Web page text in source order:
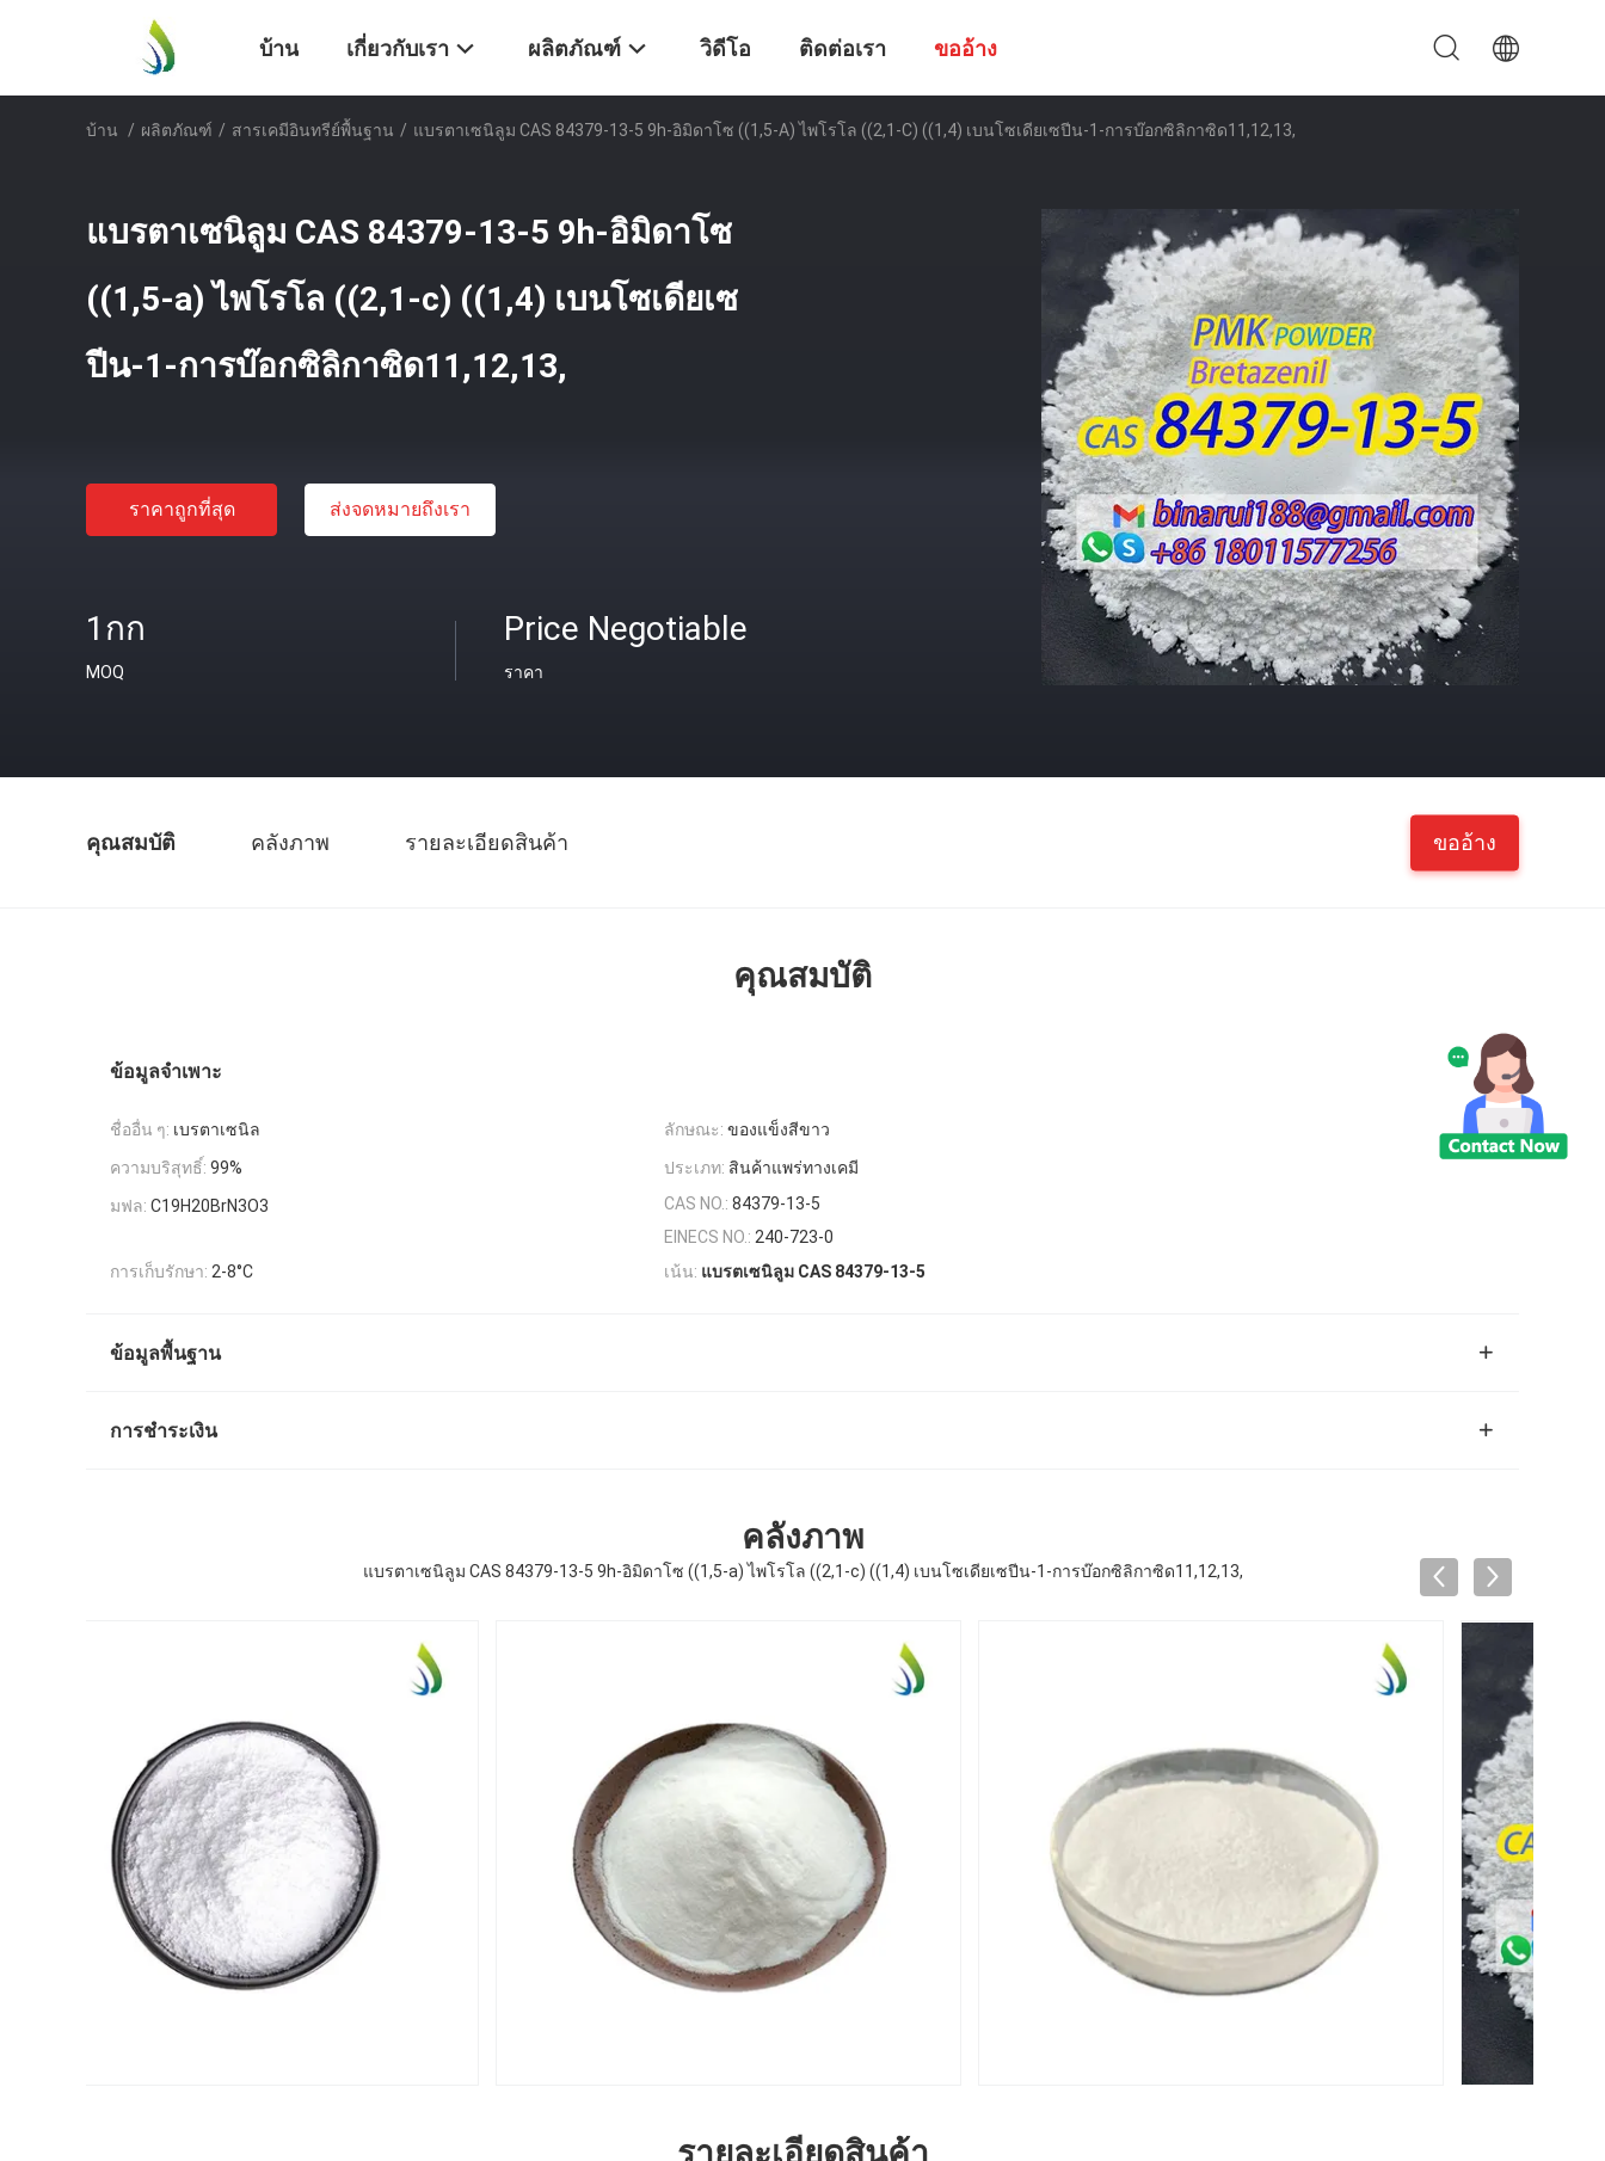
บ้าน เกี่ยวกับเรา ผลิตภัณฑ์ วิดีโอ ติดต่อเรา ขออ้าง
บ้าน / ผลิตภัณฑ์ / สารเคมีอินทรีย์พื้นฐาน / แบรตาเซนิลูม CAS 84379-13-5 9h-อิมิดาโซ ((1,5-A) ไพโรโล ((2,1-C) ((1,4) เบนโซเดียเซปีน-1-การบ๊อกซิลิกาซิด11,12,13,
แบรตาเซนิลูม CAS 84379-13-5 9h-อิมิดาโซ
((1,5-a) ไพโรโล ((2,1-c) ((1,4) เบนโซเดียเซ
ปีน-1-การบ๊อกซิลิกาซิด11,12,13,
ราคาถูกที่สุด ส่งจดหมายถึงเรา
1กก
MOQ
Price Negotiable
ราคา
คุณสมบัติ คลังภาพ รายละเอียดสินค้า ขออ้าง
คุณสมบัติ
ข้อมูลจำเพาะ
ชื่ออื่น ๆ: เบรตาเซนิล ลักษณะ: ของแข็งสีขาว
ความบริสุทธิ์: 99% ประเภท: สินค้าแพร่ทางเคมี
มฟล: C19H20BrN3O3 CAS NO.: 84379-13-5
EINECS NO.: 240-723-0
การเก็บรักษา: 2-8°C เน้น: แบรตเซนิลูม CAS 84379-13-5
ข้อมูลพื้นฐาน
การชำระเงิน
คลังภาพ
แบรตาเซนิลูม CAS 84379-13-5 9h-อิมิดาโซ ((1,5-a) ไพโรโล ((2,1-c) ((1,4) เบนโซเดียเซปีน-1-การบ๊อกซิลิกาซิด11,12,13,
รายละเอียดสินค้า